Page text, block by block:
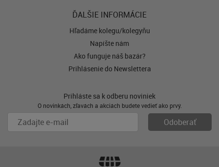
ĎALŠIE INFORMÁCIE
Hľadáme kolegu/kolegyňu
Napíšte nám
Ako funguje náš bazár?
Prihlásenie do Newslettera
Prihláste sa k odberu noviniek
O novinkách, zľavách a akciách budete vedieť ako prvý.